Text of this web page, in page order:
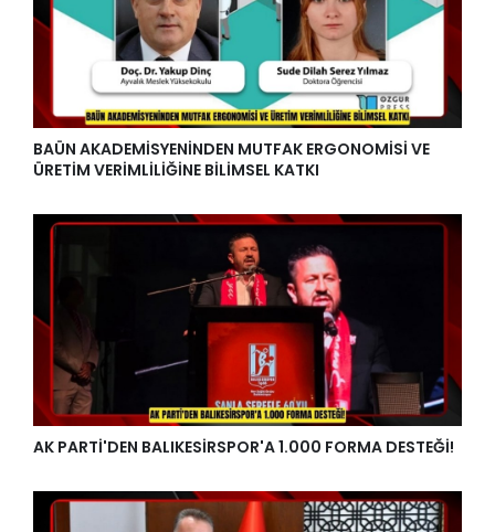
BAÜN AKADEMİSYENİNDEN MUTFAK ERGONOMİSİ VE
ÜRETİM VERİMLİLİĞİNE BİLİMSEL KATKI
AK PARTİ'DEN BALIKESİRSPOR'A 1.000 FORMA DESTEĞİ!